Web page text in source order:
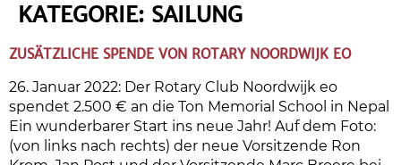
KATEGORIE: SAILUNG
ZUSÄTZLICHE SPENDE VON ROTARY NOORDWIJK EO
26. Januar 2022: Der Rotary Club Noordwijk eo
spendet 2.500 € an die Ton Memorial School in Nepal
Ein wunderbarer Start ins neue Jahr! Auf dem Foto:
(von links nach rechts) der neue Vorsitzende Ron